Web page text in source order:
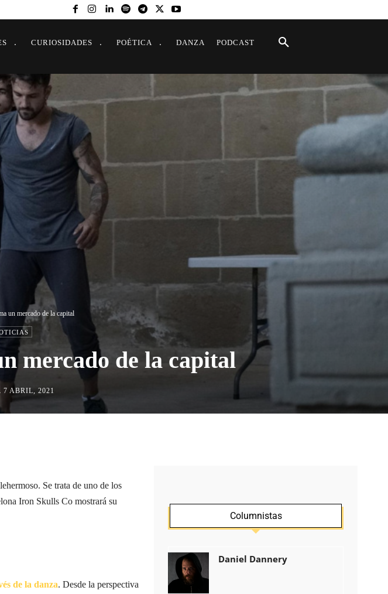
CURIOSIDADES POÉTICA DANZA PODCAST
un mercado de la capital
mercado de la capital
7 ABRIL, 2021
Se trata de uno de los
Iron Skulls Co mostrará su
de la danza. Desde la perspectiva
Columnistas
Daniel Dannery